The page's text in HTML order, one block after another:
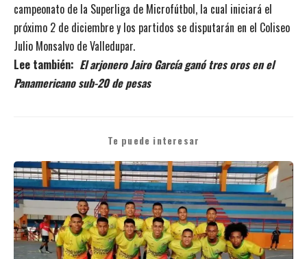
campeonato de la Superliga de Microfútbol, la cual iniciará el
próximo 2 de diciembre y los partidos se disputarán en el Coliseo
Julio Monsalvo de Valledupar.
Lee también: El arjonero Jairo García ganó tres oros en el
Panamericano sub-20 de pesas
Te puede interesar